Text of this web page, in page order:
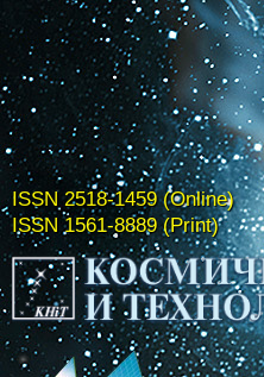
ISSN 2518-1459 (Online)
ISSN 1561-8889 (Print)